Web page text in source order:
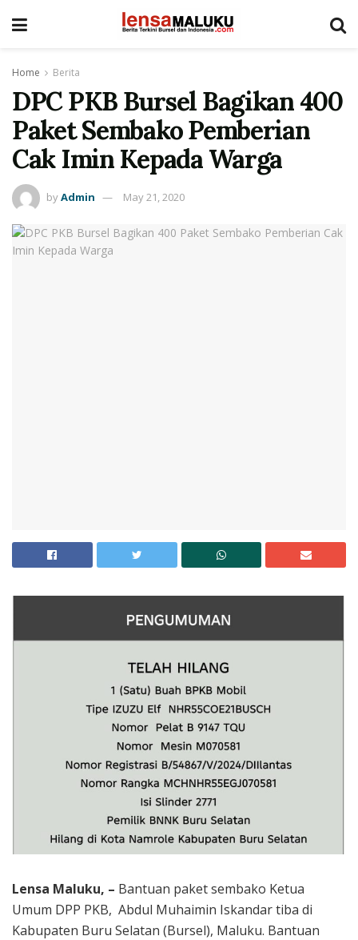
Home Berita
DPC PKB Bursel Bagikan 400
Paket Sembako Pemberian
Cak Imin Kepada Warga
byAdmin May 21, 2020
Lensa Maluku, – Bantuan paket sembako Ketua
Umum DPP PKB, Abdul Muhaimin Iskandar tiba di
Kabupaten Buru Selatan (Bursel), Maluku. Bantuan